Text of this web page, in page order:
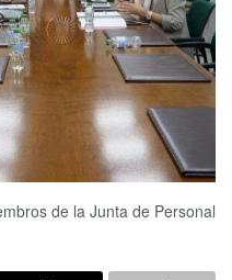
de la Junta de Personal